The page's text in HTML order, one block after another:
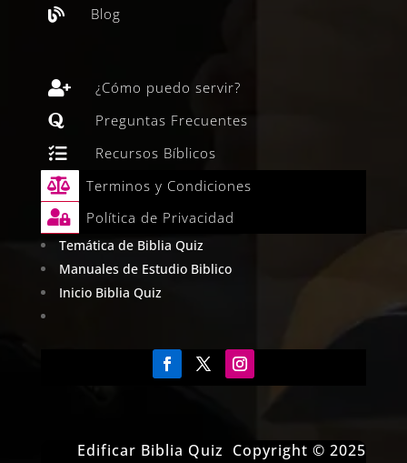
 Blog
 ¿Cómo puedo servir?
 Preguntas Frecuentes
 Recursos Bíblicos
 Terminos y Condiciones
 Política de Privacidad
Temática de Biblia Quiz
Manuales de Estudio Biblico
Inicio Biblia Quiz
Edificar Biblia Quiz Copyright © 2025